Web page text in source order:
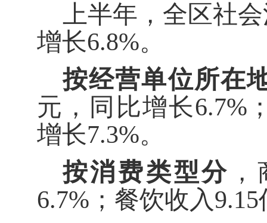
上半年， 全区社
增长6.8%。
按经营单位所在
元，同比增长6.7%
增长7.3%。
按消费类型分
6.7% ；餐饮收入9.15